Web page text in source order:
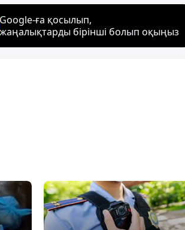
Google-ға қосылып,
жаңалықтарды бірінші болып оқыңыз